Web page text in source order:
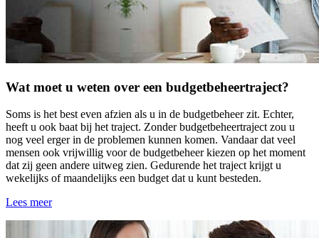
Wat moet u weten over een budgetbeheertraject?
Soms is het best even afzien als u in de budgetbeheer zit. Echter,
heeft u ook baat bij het traject. Zonder budgetbeheertraject zou u
nog veel erger in de problemen kunnen komen. Vandaar dat veel
mensen ook vrijwillig voor de budgetbeheer kiezen op het moment
dat zij geen andere uitweg zien. Gedurende het traject krijgt u
wekelijks of maandelijks een budget dat u kunt besteden.
Lees meer